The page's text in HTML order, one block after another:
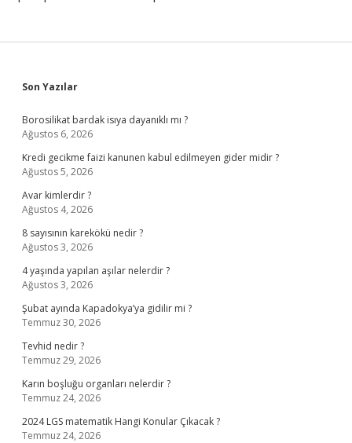
Sidebar
Son Yazılar
Borosilikat bardak isıya dayanıklı mı ?
Ağustos 6, 2026
Kredi gecikme faizi kanunen kabul edilmeyen gider midir ?
Ağustos 5, 2026
Avar kimlerdir ?
Ağustos 4, 2026
8 sayısının karekökü nedir ?
Ağustos 3, 2026
4 yaşında yapılan aşılar nelerdir ?
Ağustos 3, 2026
Şubat ayında Kapadokya’ya gidilir mi ?
Temmuz 30, 2026
Tevhid nedir ?
Temmuz 29, 2026
Karın boşluğu organları nelerdir ?
Temmuz 24, 2026
2024 LGS matematik Hangi Konular Çıkacak ?
Temmuz 24, 2026